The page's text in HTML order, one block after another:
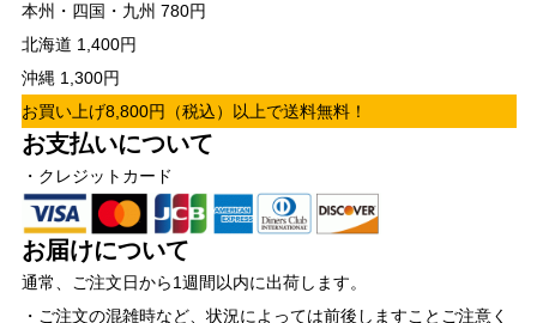
本州・四国・九州 780円
北海道 1,400円
沖縄 1,300円
お買い上げ8,800円（税込）以上で送料無料！
お支払いについて
・クレジットカード
お届けについて
通常、ご注文日から1週間以内に出荷します。
・ご注文の混雑時など、状況によっては前後しますことご注意く